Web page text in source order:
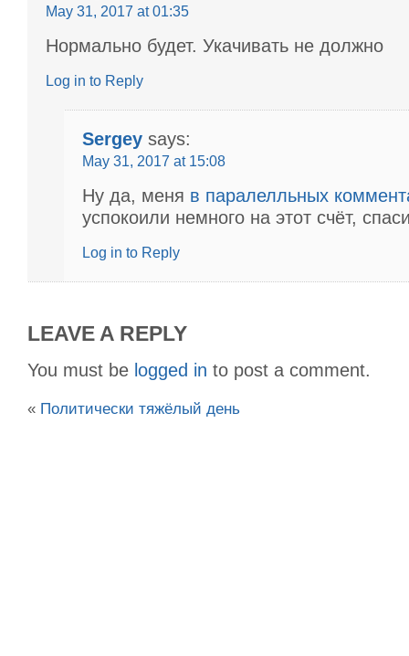
May 31, 2017 at 01:35
Нормально будет. Укачивать не должно
Log in to Reply
Sergey says:
May 31, 2017 at 15:08
Ну да, меня в паралелльных
успокоили немного на этот счёт,
Log in to Reply
LEAVE A REPLY
You must be logged in to post a comment.
« Политически тяжёлый день